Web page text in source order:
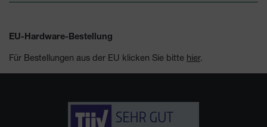
EU-Hardware-Bestellung
Für Bestellungen aus der EU klicken Sie bitte hier.